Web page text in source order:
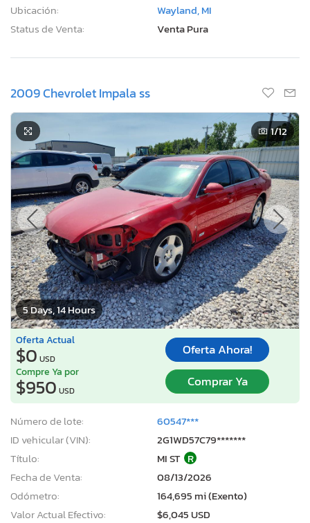
Ubicación:
Wayland, MI
Status de Venta:
Venta Pura
2009 Chevrolet Impala ss
5 Days, 14 Hours
1/12
Oferta Actual
$0 USD
Oferta Ahora!
Compre Ya por
$950 USD
Comprar Ya
Número de lote:
60547***
ID vehicular (VIN):
2G1WD57C79*******
Título:
MI ST R
Fecha de Venta:
08/13/2026
Odómetro:
164,695 mi (Exento)
Valor Actual Efectivo:
$6,045 USD